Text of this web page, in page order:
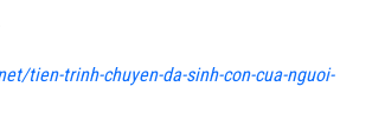
tien-trinh-chuyen-da-sinh-con-cua-nguoi-